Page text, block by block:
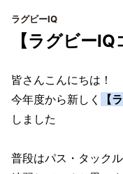
ラグビーIQ
【ラグビー
皆さんこんにちは！
今年度から新しく
【
しました
普段はパス・タック